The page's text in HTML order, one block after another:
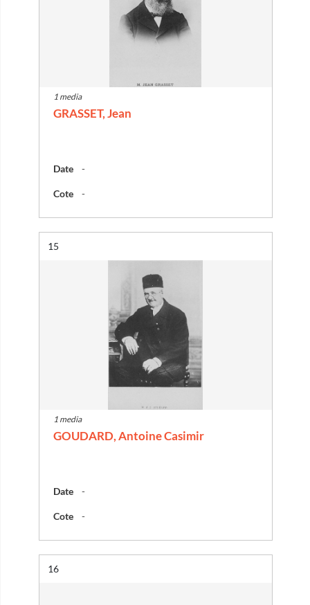
1 media
GRASSET, Jean
Date -
Cote -
Résultat n°
15
1 media
GOUDARD, Antoine Casimir
Date -
Cote -
Résultat n°
16